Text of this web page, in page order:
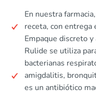
En nuestra
receta, con entrega
Empaque discreto y
Rulide se utiliza
bacterianas
amigdalitis,
es un antibiótico